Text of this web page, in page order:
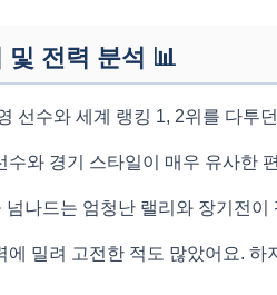
및 전력 분석 📊
선수와 세계 랭킹 1, 2위를 다투
와 경기 스타일이 매우 유사한
나드는 엄청난 랠리와 장기전이
밀려 고전한 적도 많았어요. 하